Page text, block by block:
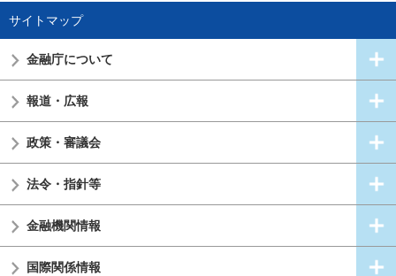
サイトマップ
金融庁について
報道・広報
政策・審議会
法令・指針等
金融機関情報
国際関係情報